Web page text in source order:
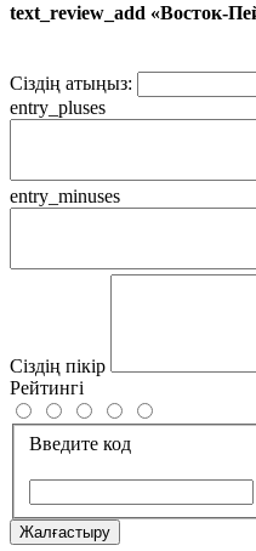
text_review_add «Восток-
Сіздің атыңыз:
entry_pluses
entry_minuses
Сіздің пікір
Рейтингі
Введите код
Жалғастыру